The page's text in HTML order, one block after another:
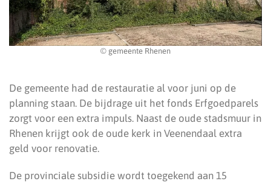
© gemeente Rhenen
De gemeente had de restauratie al voor juni op de
planning staan. De bijdrage uit het fonds Erfgoedparels
zorgt voor een extra impuls. Naast de oude stadsmuur in
Rhenen krijgt ook de oude kerk in Veenendaal extra
geld voor renovatie.
De provinciale subsidie wordt toegekend aan 15